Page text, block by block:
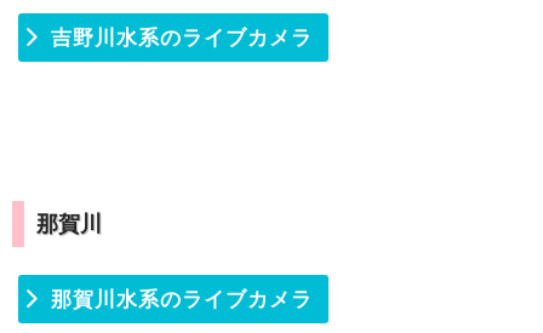
吉野川水系のライブカメラ
那賀川
那賀川水系のライブカメラ